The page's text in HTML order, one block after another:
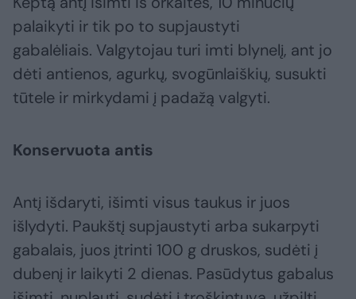
palaikyti ir tik po to supjaustyti
gabalėliais. Valgytojau turi imti blynelį, ant jo
dėti antienos, agurkų, svogūnlaiškių, susukti
tūtele ir mirkydami į padažą valgyti.
Konservuota antis
Antį išdaryti, išimti visus taukus ir juos
išlydyti. Paukštį supjaustyti arba sukarpyti
gabalais, juos įtrinti 100 g druskos, sudėti į
dubenį ir laikyti 2 dienas. Pasūdytus gabalus